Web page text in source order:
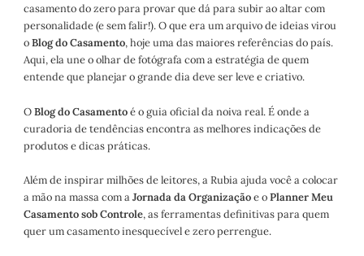
casamento do zero para provar que dá para subir ao altar com
personalidade (e sem falir!). O que era um arquivo de ideias virou
oBlog do Casamento, hoje uma das maiores referências do país.
Aqui, ela une o olhar de fotógrafa com a estratégia de quem
entende que planejar o grande dia deve ser leve e criativo.
OBlog do Casamentoé o guia oficial da noiva real. É onde a
curadoria de tendências encontra as melhores indicações de
produtos e dicas práticas.
Além de inspirar milhões de leitores, a Rubia ajuda você a colocar
a mão na massa com aJornada da Organizaçãoe oPlanner Meu
Casamento sob Controle, as ferramentas definitivas para quem
quer um casamento inesquecível e zero perrengue.